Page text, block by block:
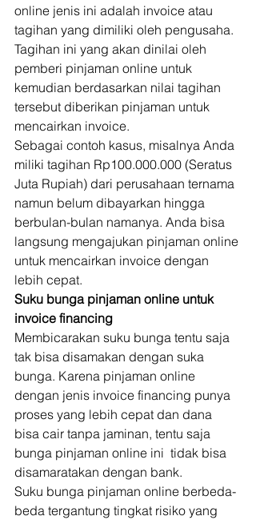
online jenis ini adalah invoice atau
tagihan yang dimiliki oleh pengusaha.
Tagihan ini yang akan dinilai oleh
pemberi pinjaman online untuk
kemudian berdasarkan nilai tagihan
tersebut diberikan pinjaman untuk
mencairkan invoice.
Sebagai contoh kasus, misalnya Anda
miliki tagihan Rp100.000.000 (Seratus
Juta Rupiah) dari perusahaan ternama
namun belum dibayarkan hingga
berbulan-bulan namanya. Anda bisa
langsung mengajukan pinjaman online
untuk mencairkan invoice dengan
lebih cepat.
Suku bunga pinjaman online untuk
invoice financing
Membicarakan suku bunga tentu saja
tak bisa disamakan dengan suka
bunga. Karena pinjaman online
dengan jenis invoice financing punya
proses yang lebih cepat dan dana
bisa cair tanpa jaminan, tentu saja
bunga pinjaman online ini  tidak bisa
disamaratakan dengan bank.
Suku bunga pinjaman online berbeda-
beda tergantung tingkat risiko yang